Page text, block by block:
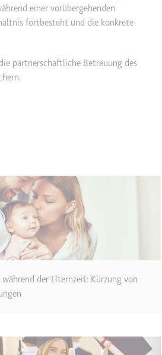
die Effizienz der Werbeaktivitäten der
Anzeigen der Website über mehrere
die Interaktion der Nutzer mit
einer vorübergehenden
fortbesteht und die konkrete
partnerschaftliche Betreuung des
der Elternzeit: Kürzung von